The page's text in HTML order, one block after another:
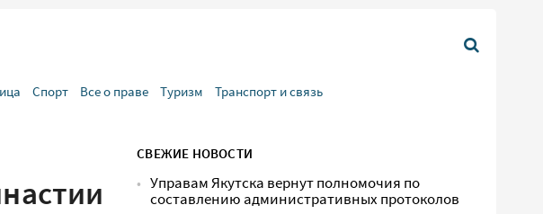
Спорт Все о праве Туризм Транспорт и связь
СВЕЖИЕ НОВОСТИ
Управам Якутска вернут полномочия по
составлению административных протоколов